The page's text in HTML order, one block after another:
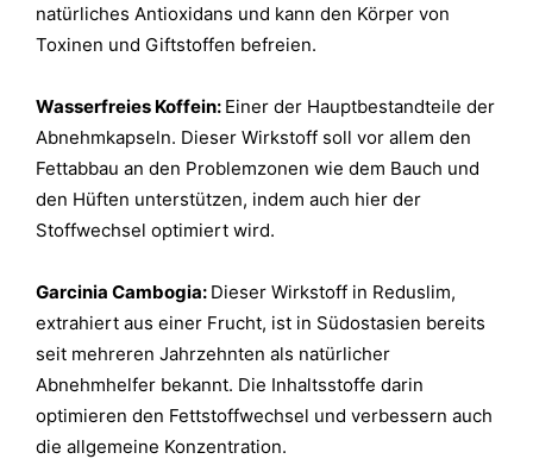
natürliches Antioxidans und kann den Körper von
Toxinen und Giftstoffen befreien.
Wasserfreies Koffein: Einer der Hauptbestandteile der
Abnehmkapseln. Dieser Wirkstoff soll vor allem den
Fettabbau an den Problemzonen wie dem Bauch und
den Hüften unterstützen, indem auch hier der
Stoffwechsel optimiert wird.
Garcinia Cambogia: Dieser Wirkstoff in Reduslim,
extrahiert aus einer Frucht, ist in Südostasien bereits
seit mehreren Jahrzehnten als natürlicher
Abnehmhelfer bekannt. Die Inhaltsstoffe darin
optimieren den Fettstoffwechsel und verbessern auch
die allgemeine Konzentration.